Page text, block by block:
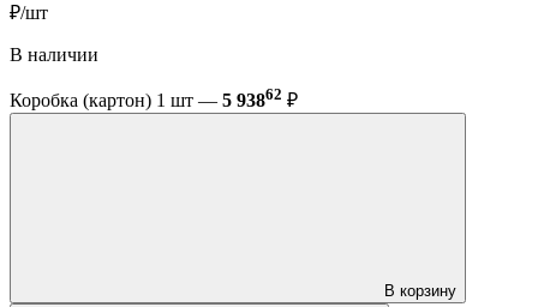
₽/шт
В наличии
Коробка (картон) 1 шт — 5 93862 ₽
В корзину